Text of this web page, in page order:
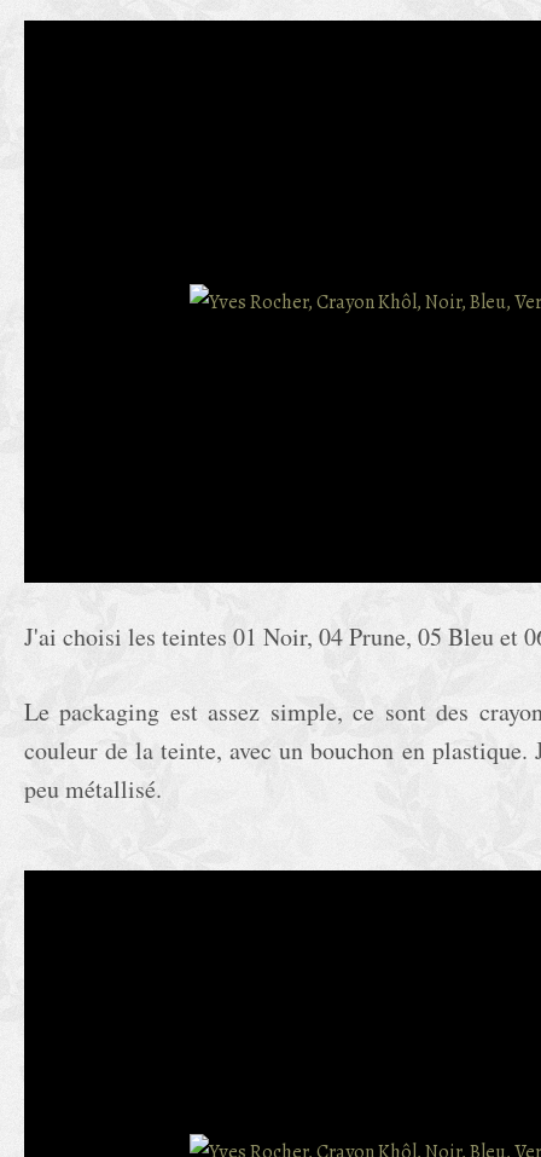
J'ai choisi les teintes 01 Noir, 04 Prune, 05 Bleu et
Le packaging est assez simple, ce sont des
couleur de la teinte, avec un bouchon en
peu métallisé.